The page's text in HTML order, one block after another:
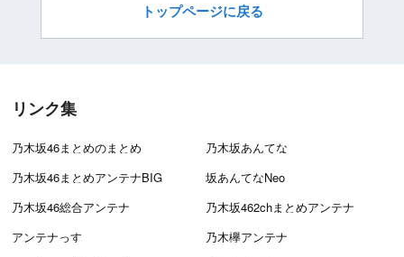
トップページに戻る
リンク集
乃木坂46まとめのまとめ
乃木坂あんてな
乃木坂46まとめアンテナBIG
坂あんてなNeo
乃木坂46総合アンテナ
乃木坂462chまとめアンテナ
アンテナっす
乃木欅アンテナ